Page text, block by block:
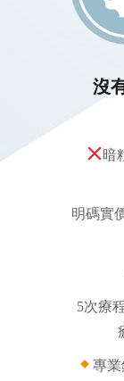
沒
暗
明碼實
5次療
專業